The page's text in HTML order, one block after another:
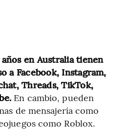
en Australia tienen
a Facebook, Instagram,
Threads, TikTok,
En cambio, pueden
de mensajería como
como Roblox.